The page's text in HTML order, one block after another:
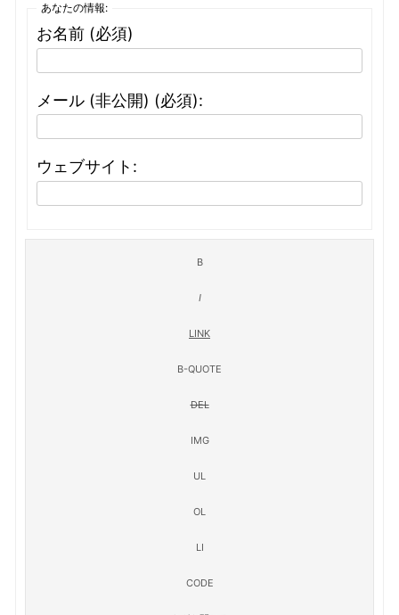
あなたの情報:
お名前 (必須)
メール (非公開) (必須):
ウェブサイト: